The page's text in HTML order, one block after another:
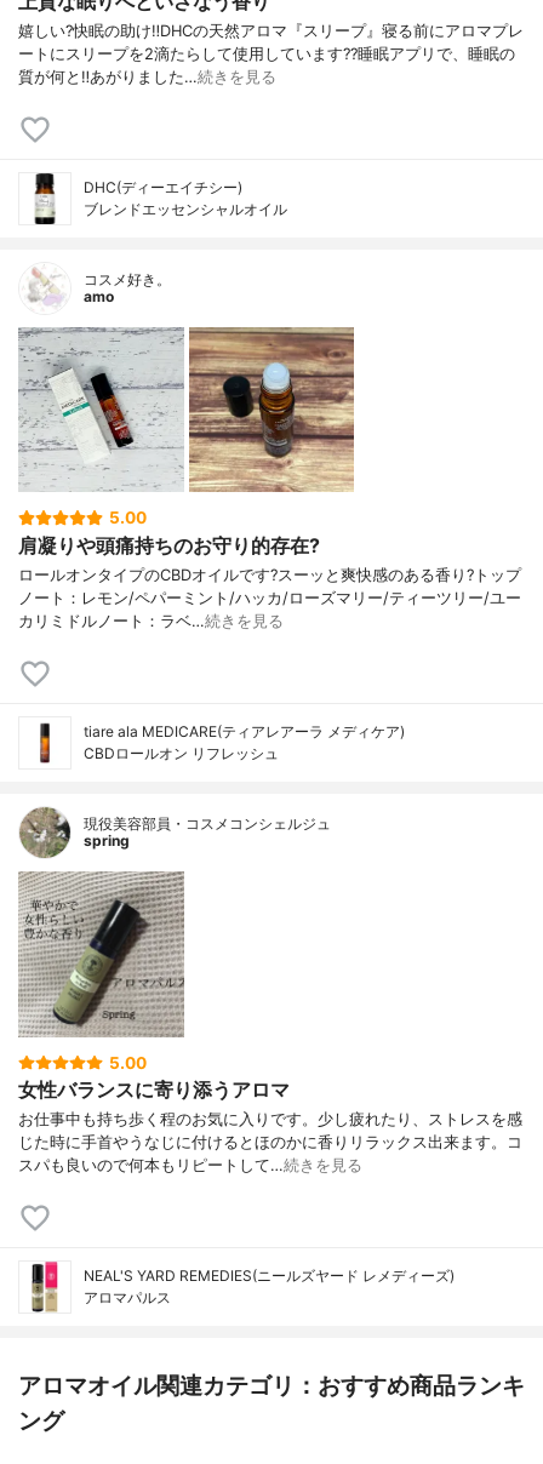
嬉しい?快眠の助け‼️DHCの天然アロマ『スリープ』寝る前にアロマプレ
ートにスリープを2滴たらして使用しています??睡眠アプリで、睡眠の
質が何と‼️あがりました…続きを見る
DHC(ディーエイチシー)
ブレンドエッセンシャルオイル
コスメ好き。
amo
5.00
肩凝りや頭痛持ちのお守り的存在?
ロールオンタイプのCBDオイルです?スーッと爽快感のある香り?トップ
ノート：レモン/ペパーミント/ハッカ/ローズマリー/ティーツリー/ユー
カリミドルノート：ラベ…続きを見る
tiare ala MEDICARE(ティアレアーラ メディケア)
CBDロールオン リフレッシュ
現役美容部員・コスメコンシェルジュ
spring
5.00
女性バランスに寄り添うアロマ
お仕事中も持ち歩く程のお気に入りです。少し疲れたり、ストレスを感
じた時に手首やうなじに付けるとほのかに香りリラックス出来ます。コ
スパも良いので何本もリピートして…続きを見る
NEAL'S YARD REMEDIES(ニールズヤード レメディーズ)
アロマパルス
アロマオイル関連カテゴリ：おすすめ商品ランキ
ング